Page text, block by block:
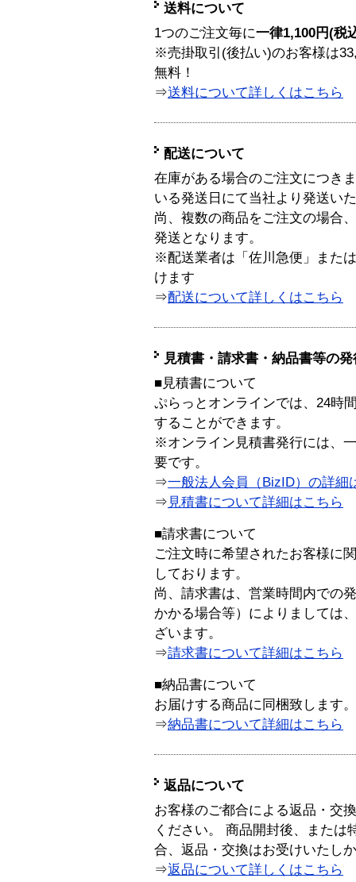
送料について
1つのご注文毎に一律1,100円(税
※売掛取引(後払い)のお客様は
無料！
⇒送料について詳しくはこちら
配送について
在庫がある場合のご注文につき
いる発送日にて当社より発送い
尚、複数の商品をご注文の場合
発送となります。
※配送業者は「佐川急便」また
けます
⇒配送について詳しくはこちら
見積書・請求書・納品書等の
■見積書について
ぷらっとオンラインでは、24時
することができます。
※オンライン見積書発行には、
要です。
⇒一般法人会員（BizID）の詳細
⇒ 見積書について詳細はこちら
■請求書について
ご注文時に希望されたお客様に
しております。
尚、請求書は、営業時間内での
かかる場合等）によりましては
ざいます。
⇒請求書について詳細はこちら
■納品書について
お届けする商品に同梱致します。
⇒納品書について詳細はこちら
返品について
お客様のご都合による返品・交
ください。 商品開封後、または
合、返品・交換はお受けいたし
⇒返品について詳しくはこちら